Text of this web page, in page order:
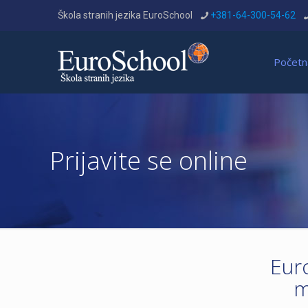
Škola stranih jezika EuroSchool +381-64-300-54-62
Prijavite se online